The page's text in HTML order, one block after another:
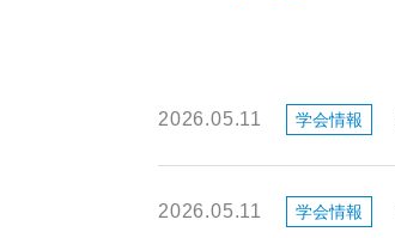
2026.05.11 学会情報
2026.05.11 学会情報